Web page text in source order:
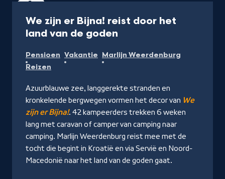
We zijn er Bijna! reist door het
land van de goden
op
Start
Pensioen Vakantie Marlijn Weerdenburg
Reizen
Azuurblauwe zee, langgerekte stranden en
kronkelende bergwegen vormen het decor van We
zijn er Bijna!. 42 kampeerders trekken 6 weken
lang met caravan of camper van camping naar
camping. Marlijn Weerdenburg reist mee met de
tocht die begint in Kroatië en via Servië en Noord-
Macedonië naar het land van de goden gaat.